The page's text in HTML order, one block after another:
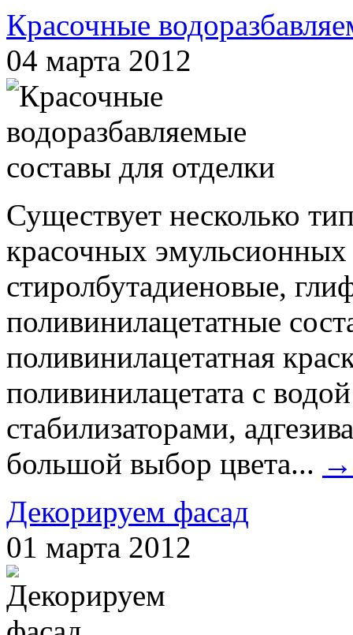
Красочные
04 марта 2012
Существует несколько
красочных эмульсионных
стиролбутадиеновые,
поливинилацетатные
поливинилацетатная
поливинилацетата с
стабилизаторами,
большой выбор цвета... →
Декорируем фасад
01 марта 2012